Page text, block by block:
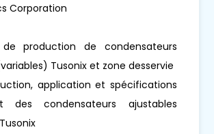
Corporation
de production de condensateurs
Tusonix et zone desservie
application et spécifications
des condensateurs ajustables